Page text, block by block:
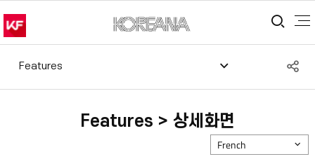
통
Features
Features > 상세화면
French